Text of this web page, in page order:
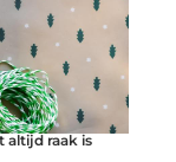
altijd raak is